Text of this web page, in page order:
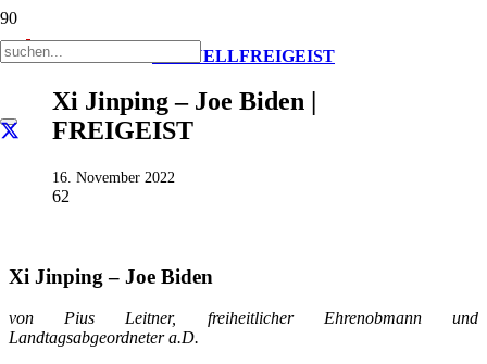
AKTUELLFREIGEIST
Xi Jinping – Joe Biden |
FREIGEIST
16. November 2022
62
Xi Jinping – Joe Biden
von Pius Leitner, freiheitlicher Ehrenobmann und
Landtagsabgeordneter a.D.